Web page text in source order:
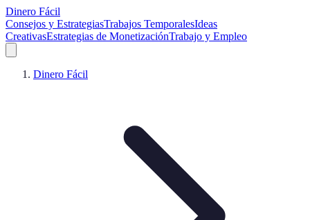
Dinero Fácil
Consejos y EstrategiasTrabajos TemporalesIdeas
CreativasEstrategias de MonetizaciónTrabajo y Empleo
Dinero Fácil